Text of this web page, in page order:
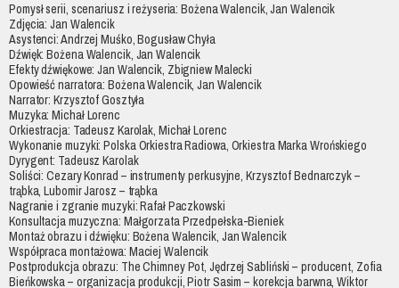
Pomysł serii, scenariusz i reżyseria: Bożena Walencik, Jan Walencik
Zdjęcia: Jan Walencik
Asystenci: Andrzej Muśko, Bogusław Chyła
Dźwięk: Bożena Walencik, Jan Walencik
Efekty dźwiękowe: Jan Walencik, Zbigniew Malecki
Opowieść narratora: Bożena Walencik, Jan Walencik
Narrator: Krzysztof Gosztyła
Muzyka: Michał Lorenc
Orkiestracja: Tadeusz Karolak, Michał Lorenc
Wykonanie muzyki: Polska Orkiestra Radiowa, Orkiestra Marka Wrońskiego
Dyrygent: Tadeusz Karolak
Soliści: Cezary Konrad – instrumenty perkusyjne, Krzysztof Bednarczyk –
trąbka, Lubomir Jarosz – trąbka
Nagranie i zgranie muzyki: Rafał Paczkowski
Konsultacja muzyczna: Małgorzata Przedpełska-Bieniek
Montaż obrazu i dźwięku: Bożena Walencik, Jan Walencik
Współpraca montażowa: Maciej Walencik
Postprodukcja obrazu: The Chimney Pot, Jędrzej Sabliński – producent, Zofia
Bieńkowska – organizacja produkcji, Piotr Sasim – korekcja barwna, Wiktor